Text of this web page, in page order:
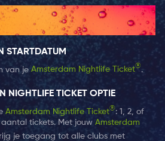
afwijkt van elke gewone kroeg,
uit meer dan 50+
is je gewone vrijdagavondje
ervaring geworden.
Ticket krijg je een gratis
Dus vergeet niet je ticket te
1, 2,of 7 daags Amsterdam
STARTDATUM
van je Amsterdam Nightlife Ticket®.
NIGHTLIFE TICKET OPTIE
Amsterdam Nightlife Ticket®: 1, 2, of
tickets. Met jouw Amsterdam
je toegang tot alle clubs met